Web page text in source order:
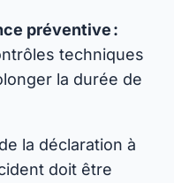
préventive :
techniques
la durée de
de la déclaration à
doit être